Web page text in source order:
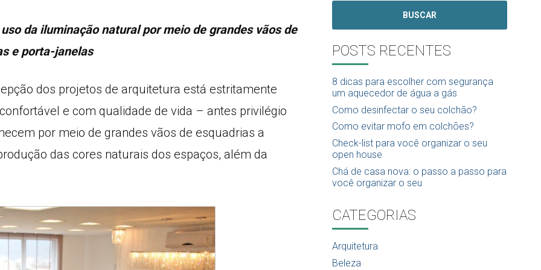
da iluminação natural por meio de grandes vãos de
e porta-janelas
dos projetos de arquitetura está estritamente
e com qualidade de vida – antes privilégio
por meio de grandes vãos de esquadrias a
das cores naturais dos espaços, além da
BUSCAR
POSTS RECENTES
8 dicas para escolher com segurança
um aquecedor de água a gás
Como desinfectar o seu colchão?
Como evitar mofo em colchões?
Check-list para você organizar o seu
open house
Chá de casa nova: o passo a passo para
você organizar o seu
CATEGORIAS
Arquitetura
Beleza